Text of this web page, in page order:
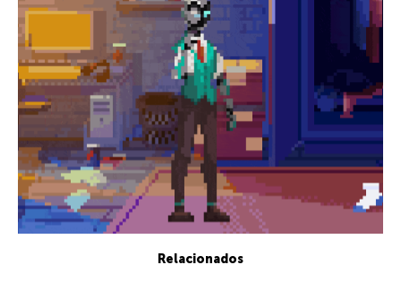
Relacionados